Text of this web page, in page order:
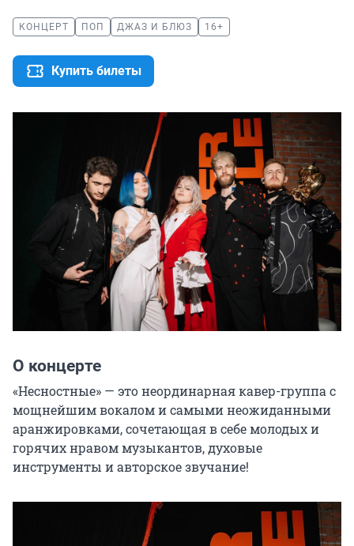
КОНЦЕРТ ПОП ДЖАЗ И БЛЮЗ 16+
Купить билеты
О концерте
«Несностные» — это неординарная кавер-группа с
мощнейшим вокалом и самыми неожиданными
аранжировками, сочетающая в себе молодых и
горячих нравом музыкантов, духовые
инструменты и авторское звучание!